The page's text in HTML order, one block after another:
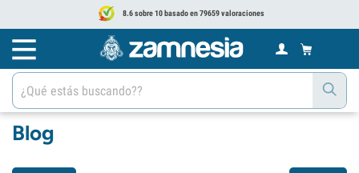
8.6 sobre 10 basado en 79659 valoraciones
Blog